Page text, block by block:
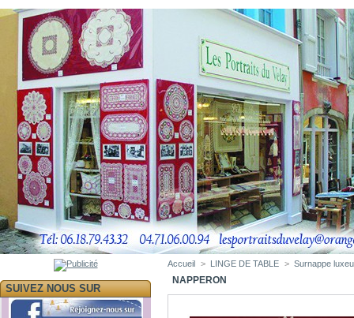
SUIVEZ NOUS SUR
Accueil > LINGE DE TABLE > Surnappe
NAPPERON